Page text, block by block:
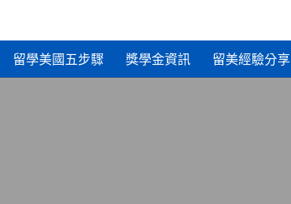
留學美國五步驟 獎學金資訊 留美經驗分享